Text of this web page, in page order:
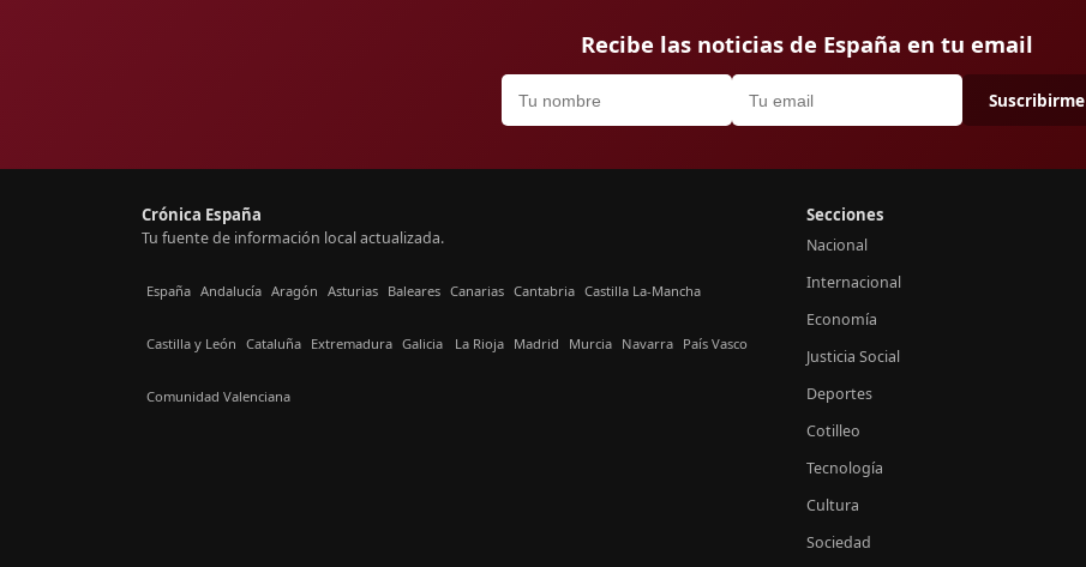
Recibe las noticias de España en tu email
Suscribirme
Crónica España
Tu fuente de información local actualizada.
España Andalucía Aragón Asturias Baleares Canarias Cantabria Castilla La-Mancha
Castilla y León Cataluña Extremadura Galicia La Rioja Madrid Murcia Navarra País Vasco
Comunidad Valenciana
Secciones
Nacional
Internacional
Economía
Justicia Social
Deportes
Cotilleo
Tecnología
Cultura
Sociedad